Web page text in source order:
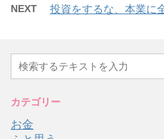
NEXT 投資をするな、本業に
カテゴリー
お金